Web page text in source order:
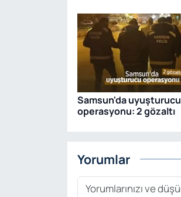
Samsun'da uyuşturucu
operasyonu: 2 gözaltı
Yorumlar